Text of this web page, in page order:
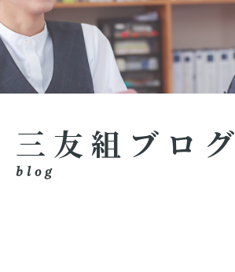
三友組ブログ
blog